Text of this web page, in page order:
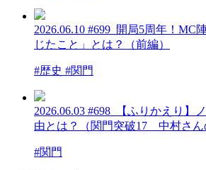
2026.06.10 #699_開局5周年！MC
じたこと」とは？（前編）
#歴史 #関門
2026.06.03 #698_【ふりかえり】
由とは？（関門突破17 中村さん
#関門